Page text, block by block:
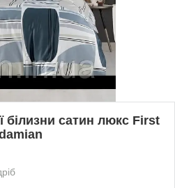
білизни сатин люкс First